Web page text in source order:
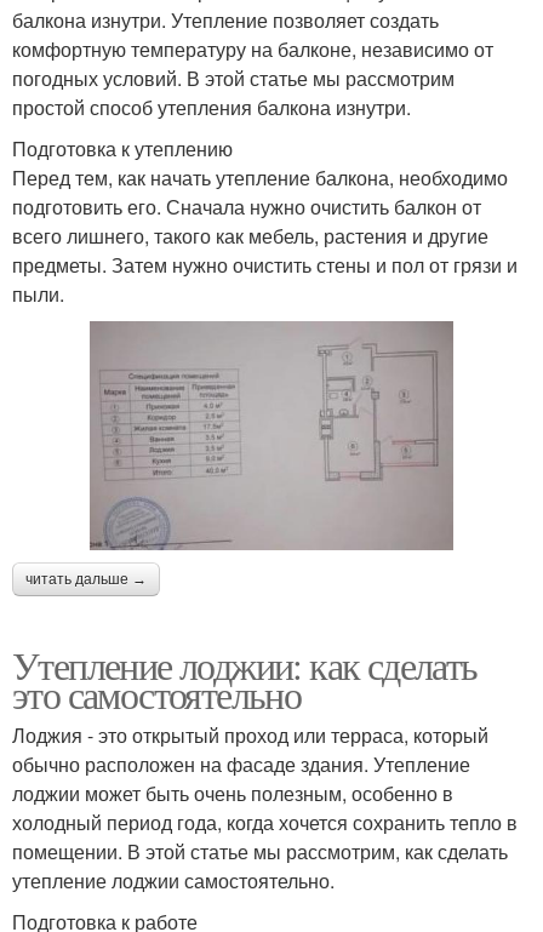
балкона изнутри. Утепление позволяет создать
комфортную температуру на балконе, независимо от
погодных условий. В этой статье мы рассмотрим
простой способ утепления балкона изнутри.
Подготовка к утеплению
Перед тем, как начать утепление балкона, необходимо
подготовить его. Сначала нужно очистить балкон от
всего лишнего, такого как мебель, растения и другие
предметы. Затем нужно очистить стены и пол от грязи и
пыли.
читать дальше →
Утепление лоджии: как сделать
это самостоятельно
Лоджия - это открытый проход или терраса, который
обычно расположен на фасаде здания. Утепление
лоджии может быть очень полезным, особенно в
холодный период года, когда хочется сохранить тепло в
помещении. В этой статье мы рассмотрим, как сделать
утепление лоджии самостоятельно.
Подготовка к работе